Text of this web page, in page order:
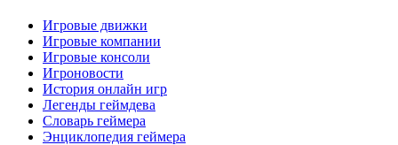
Игровые движки
Игровые компании
Игровые консоли
Игроновости
История онлайн игр
Легенды геймдева
Словарь геймера
Энциклопедия геймера